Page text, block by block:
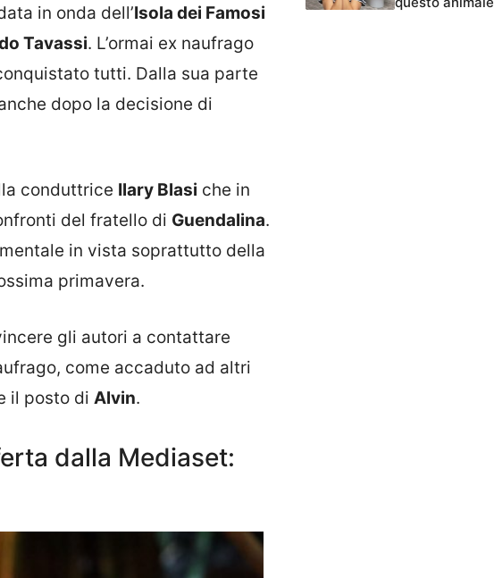
in onda dell’Isola dei Famosi
Tavassi. L’ormai ex naufrago
tutti. Dalla sua parte
dopo la decisione di
conduttrice Ilary Blasi che in
del fratello di Guendalina.
in vista soprattutto della
primavera.
gli autori a contattare
come accaduto ad altri
il posto di Alvin.
dalla Mediaset: